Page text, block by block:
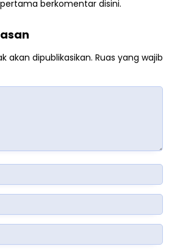
berkomentar disini.
akan dipublikasikan. Ruas yang wajib